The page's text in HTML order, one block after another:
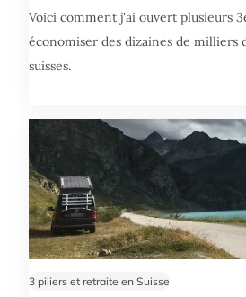
Voici comment j'ai ouvert plusieurs
économiser des dizaines de milliers
suisses.
3 piliers et retraite en Suisse